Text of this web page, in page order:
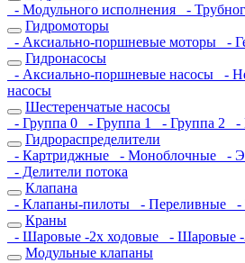
- Модульного исполнения
-
Гидромоторы
- Аксиально-поршневые моторы
-
Гидронасосы
- Аксиально-поршневые насосы
-
насосы
Шестеренчатые насосы
- Группа 0
- Группа 1 - Группа 2
-
Гидрораспределители
- Картриджные
- Моноблочные
-
- Делители потока
Клапана
- Клапаны-пилоты
- Переливные -
Краны
- Шаровые -2х ходовые
- Шаровые -
Модульные клапаны